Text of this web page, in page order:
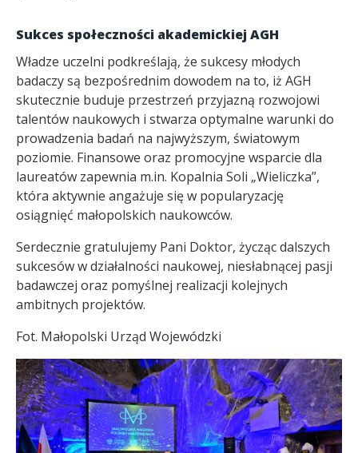
Sukces społeczności akademickiej AGH
Władze uczelni podkreślają, że sukcesy młodych
badaczy są bezpośrednim dowodem na to, iż AGH
skutecznie buduje przestrzeń przyjazną rozwojowi
talentów naukowych i stwarza optymalne warunki do
prowadzenia badań na najwyższym, światowym
poziomie. Finansowe oraz promocyjne wsparcie dla
laureatów zapewnia m.in. Kopalnia Soli „Wieliczka”,
która aktywnie angażuje się w popularyzację
osiągnięć małopolskich naukowców.
Serdecznie gratulujemy Pani Doktor, życząc dalszych
sukcesów w działalności naukowej, niesłabnącej pasji
badawczej oraz pomyślnej realizacji kolejnych
ambitnych projektów.
Fot. Małopolski Urząd Wojewódzki